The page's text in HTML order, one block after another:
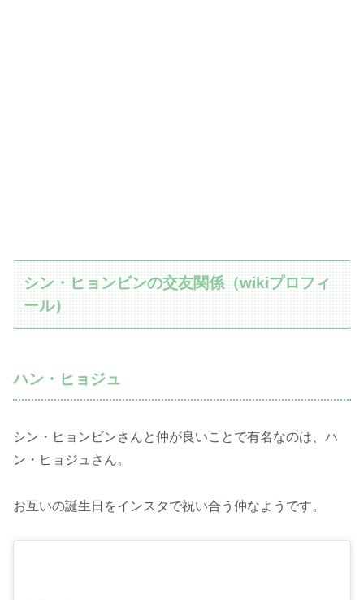
シン・ヒョンビンの交友関係（wikiプロフィ
ール）
ハン・ヒョジュ
シン・ヒョンビンさんと仲が良いことで有名なのは、ハ
ン・ヒョジュさん。
お互いの誕生日をインスタで祝い合う仲なようです。